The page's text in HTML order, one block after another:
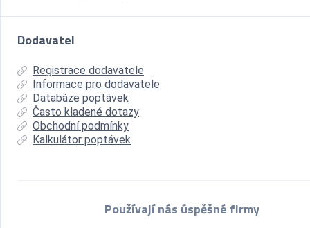
Dodavatel
Registrace dodavatele
Informace pro dodavatele
Databáze poptávek
Často kladené dotazy
Obchodní podmínky
Kalkulátor poptávek
Používají nás úspěšné firmy